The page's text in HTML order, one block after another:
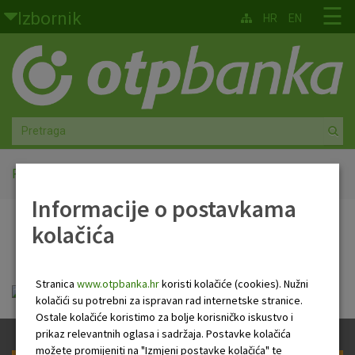
Skoči na glavni sadržaj
Izbornik
Građani
Privatno bankarstvo
Agro
Mala poduzeća i obrtnici
Srednja i velika poduzeća
Faktoring
O nama
☰
HR EN
Početna
ENG Newsletter
eng_newsletter_19_12_2018.pdf
Informacije o postavkama
kolačića
Stranica www.otpbanka.hrkoristi kolačiće (cookies). Nužni
kolačići su potrebni za ispravan rad internetske stranice.
Ostale kolačiće koristimo za bolje korisničko iskustvo i
prikaz relevantnih oglasa i sadržaja. Postavke kolačića
možete promijeniti na "Izmjeni postavke kolačića" te